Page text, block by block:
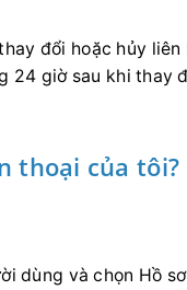
đổi hoặc hủy
24 giờ sau khi thay
thoại của tôi?
dùng và chọn Hồ sơ